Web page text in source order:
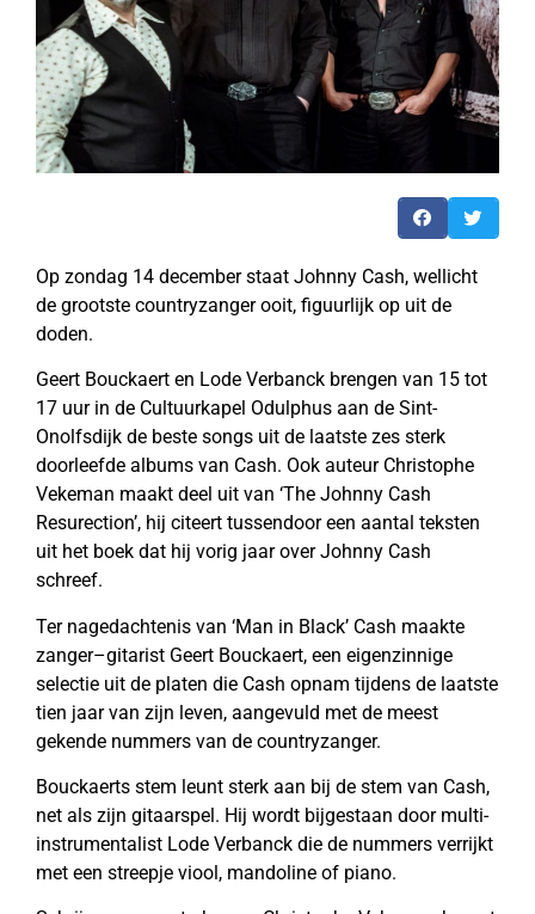
Op zondag 14 december staat Johnny Cash, wellicht
de grootste countryzanger ooit, figuurlijk op uit de
doden.
Geert Bouckaert en Lode Verbanck brengen van 15 tot
17 uur in de Cultuurkapel Odulphus aan de Sint-
Onolfsdijk de beste songs uit de laatste zes sterk
doorleefde albums van Cash. Ook auteur Christophe
Vekeman maakt deel uit van ‘The Johnny Cash
Resurection’, hij citeert tussendoor een aantal teksten
uit het boek dat hij vorig jaar over Johnny Cash
schreef.
Ter nagedachtenis van ‘Man in Black’ Cash maakte
zanger–gitarist Geert Bouckaert, een eigenzinnige
selectie uit de platen die Cash opnam tijdens de laatste
tien jaar van zijn leven, aangevuld met de meest
gekende nummers van de countryzanger.
Bouckaerts stem leunt sterk aan bij de stem van Cash,
net als zijn gitaarspel. Hij wordt bijgestaan door multi-
instrumentalist Lode Verbanck die de nummers verrijkt
met een streepje viool, mandoline of piano.